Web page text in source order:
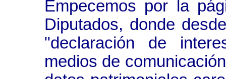
Empecemos por la
Diputados, donde
"declaración de
medios de